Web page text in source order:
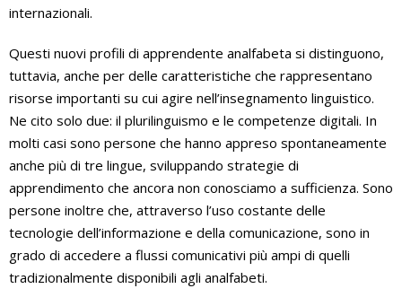
internazionali.
Questi nuovi profili di apprendente analfabeta si distinguono,
tuttavia, anche per delle caratteristiche che rappresentano
risorse importanti su cui agire nell’insegnamento linguistico.
Ne cito solo due: il plurilinguismo e le competenze digitali. In
molti casi sono persone che hanno appreso spontaneamente
anche più di tre lingue, sviluppando strategie di
apprendimento che ancora non conosciamo a sufficienza. Sono
persone inoltre che, attraverso l’uso costante delle
tecnologie dell’informazione e della comunicazione, sono in
grado di accedere a flussi comunicativi più ampi di quelli
tradizionalmente disponibili agli analfabeti.